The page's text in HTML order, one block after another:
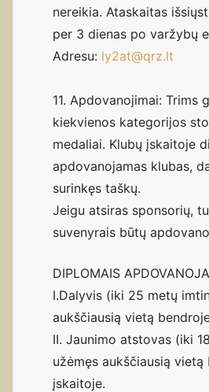
nereikia. Ataskaitas
per 3 dienas po varžybų
Adresu: ly2at@qrz.lt
11. Apdovanojimai: Trims
kiekvienos kategorijos
medaliai. Klubų įskaitoje
apdovanojamas klubas,
surinkęs taškų.
Jeigu atsiras sponsorių,
suvenyrais būtų
DIPLOMAIS
I.Dalyvis (iki 25 metų
aukščiausią vietą
II. Jaunimo atstovas (iki
užėmęs aukščiausią vietą
įskaitoje.